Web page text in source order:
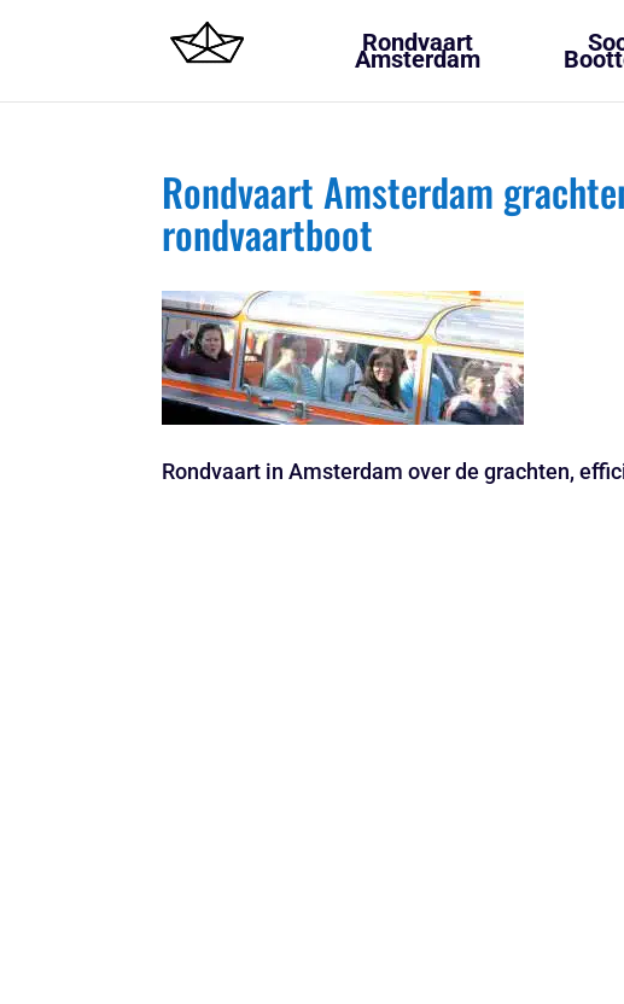
Rondvaart Amsterdam
rondvaartboot
Rondvaart in Amsterdam over de grachten,
Rondvaart
Amsterdam